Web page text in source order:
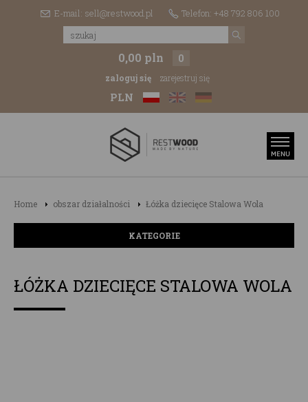
E-mail: sell@restwood.pl Telefon: +48 792 806 100
0,00 pln 0
zaloguj się zarejestruj się
PLN
Home obszar działalności Łóżka dziecięce Stalowa Wola
KATEGORIE
ŁÓŻKA DZIECIĘCE STALOWA WOLA